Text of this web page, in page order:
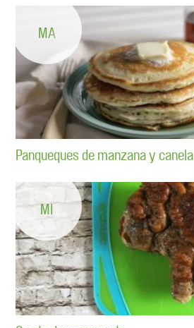
MA
Panqueques de manzana y canela
MI